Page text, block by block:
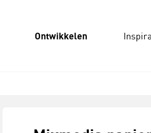
Ontwikkelen